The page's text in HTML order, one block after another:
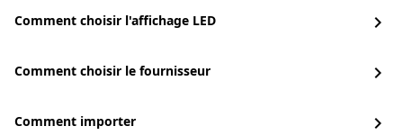
Comment choisir l'affichage LED chevron_right
Comment choisir le fournisseur chevron_right
Comment importer chevron_right